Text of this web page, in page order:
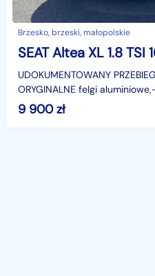
Brzesko, brzeski, małopolskie
SEAT Altea XL 1.8
UDOKUMENTOWANY
ORYGINALNE felgi
KLIMATYZACJA
elektryczne szyby,-
9 900zł